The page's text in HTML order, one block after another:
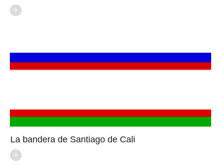
La bandera de Santiago de Cali